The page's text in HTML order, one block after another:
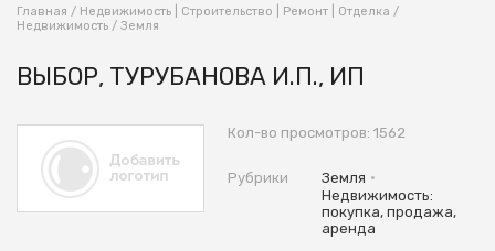
Главная / Недвижимость | Строительство | Ремонт | Отделка /
Недвижимость / Земля
ВЫБОР, ТУРУБАНОВА И.П., ИП
Кол-во просмотров: 1562
Рубрики Земля •
Недвижимость:
покупка, продажа,
аренда